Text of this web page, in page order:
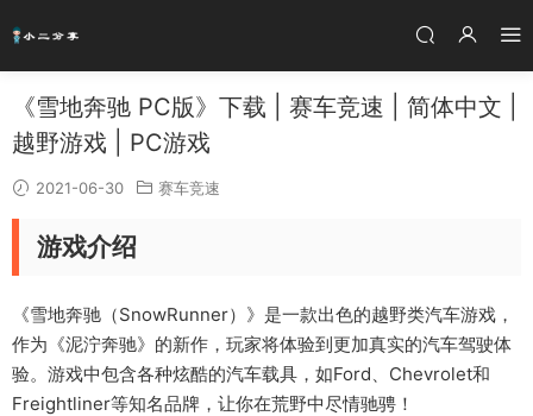
《雪地奔驰 PC版》下载 | 赛车竞速 | 简体中文 |
越野游戏 | PC游戏
2021-06-30 赛车竞速
游戏介绍
《雪地奔驰（SnowRunner）》是一款出色的越野类汽车游戏，
作为《泥泞奔驰》的新作，玩家将体验到更加真实的汽车驾驶体
验。游戏中包含各种炫酷的汽车载具，如Ford、Chevrolet和
Freightliner等知名品牌，让你在荒野中尽情驰骋！